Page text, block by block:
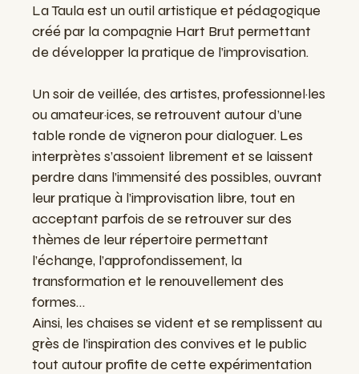
La Taula est un outil artistique et pé­dagogique
créé par la compagnie Hart Brut permettant
de développer la pratique de l’improvisation.
Un soir de veillée, des artistes, professionnel·les
ou amateur·ices, se retrouvent autour d’une
table ronde de vigneron pour dialoguer. Les
interprètes s’assoient librement et se laissent
perdre dans l’immensité des possibles, ouvrant
leur pratique à l’improvisation libre, tout en
acceptant parfois de se retrouver sur des
thèmes de leur répertoire permettant
l’échange, l’approfondissement, la
transformation et le renouvellement des
formes…
Ainsi, les chaises se vident et se remplissent au
grès de l’inspiration des convives et le public
tout autour profite de cette expérimentation